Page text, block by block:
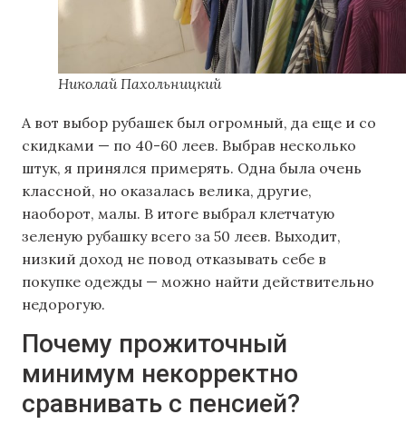
Николай Пахольницкий
А вот выбор рубашек был огромный, да еще и со
скидками — по 40-60 леев. Выбрав несколько
штук, я принялся примерять. Одна была очень
классной, но оказалась велика, другие,
наоборот, малы. В итоге выбрал клетчатую
зеленую рубашку всего за 50 леев. Выходит,
низкий доход не повод отказывать себе в
покупке одежды — можно найти действительно
недорогую.
Почему прожиточный
минимум некорректно
сравнивать с пенсией?